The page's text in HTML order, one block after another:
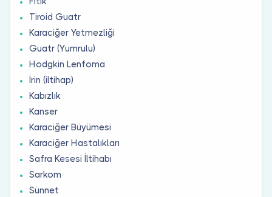
Tiroid Guatr
Karaciğer Yetmezliği
Guatr (Yumrulu)
Hodgkin Lenfoma
İrin (iltihap)
Kabızlık
Kanser
Karaciğer Büyümesi
Karaciğer Hastalıkları
Safra Kesesi İltihabı
Sarkom
Sünnet